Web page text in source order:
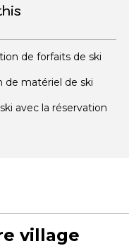
de forfaits de ski
de matériel de ski
avec la réservation
village